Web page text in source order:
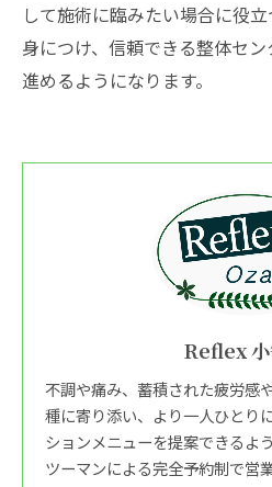
して施術に臨みたい場合に役
身につけ、信頼できる整体セ
進めるようになります。
Reflex
不調や痛み、蓄積された疲労感
種に寄り添い、より一人ひとり
ションメニューを提案できるよ
ツーマンによる完全予約制で営